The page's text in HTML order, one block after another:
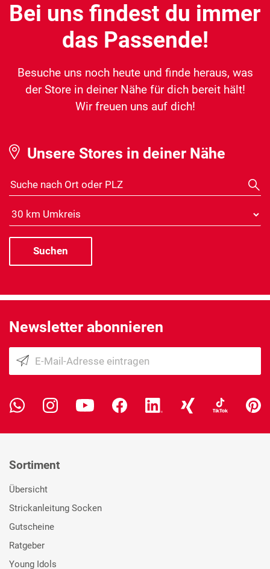
Bei uns findest du immer
das Passende!
Besuche uns noch heute und finde heraus, was
der Store in deiner Nähe für dich bereit hält!
Wir freuen uns auf dich!
Unsere Stores in deiner Nähe
Suche nach Ort oder PLZ
Distanz
Newsletter abonnieren
Sortiment
Übersicht
Strickanleitung Socken
Gutscheine
Ratgeber
Young Idols